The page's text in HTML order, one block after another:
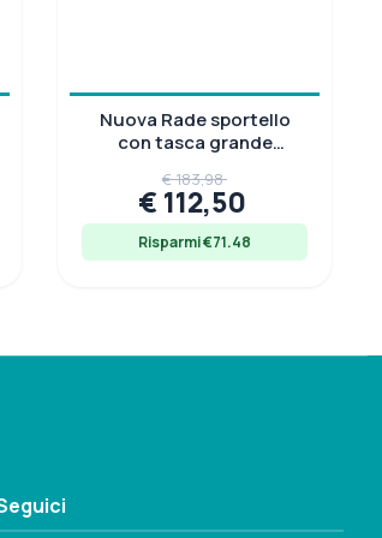
Nuova Rade sportello
con tasca grande
€ 183,98
€ 112,50
Risparmi €71.48